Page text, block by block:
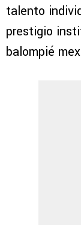
talento
prestigio
balompié